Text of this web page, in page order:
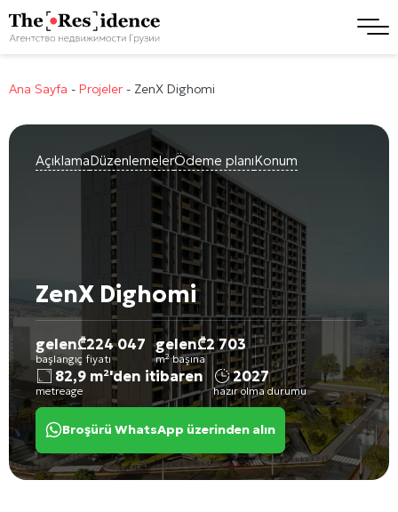
Ana Sayfa - Projeler - ZenX Dighomi
AçıklamaDüzenlemelerÖdeme planıKonum
ZenX Dighomi
gelen₾224 047
başlangıç fiyatı
gelen₾2 703
m² başına
82,9 m²'den itibaren
metreage
2027
hazır olma durumu
Broşürü WhatsApp üzerinden alın